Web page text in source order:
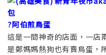
?阿伯煎鳥蛋
這是一間神奇的店面，一店
是鄭媽媽熱狗也有賣鳥蛋，